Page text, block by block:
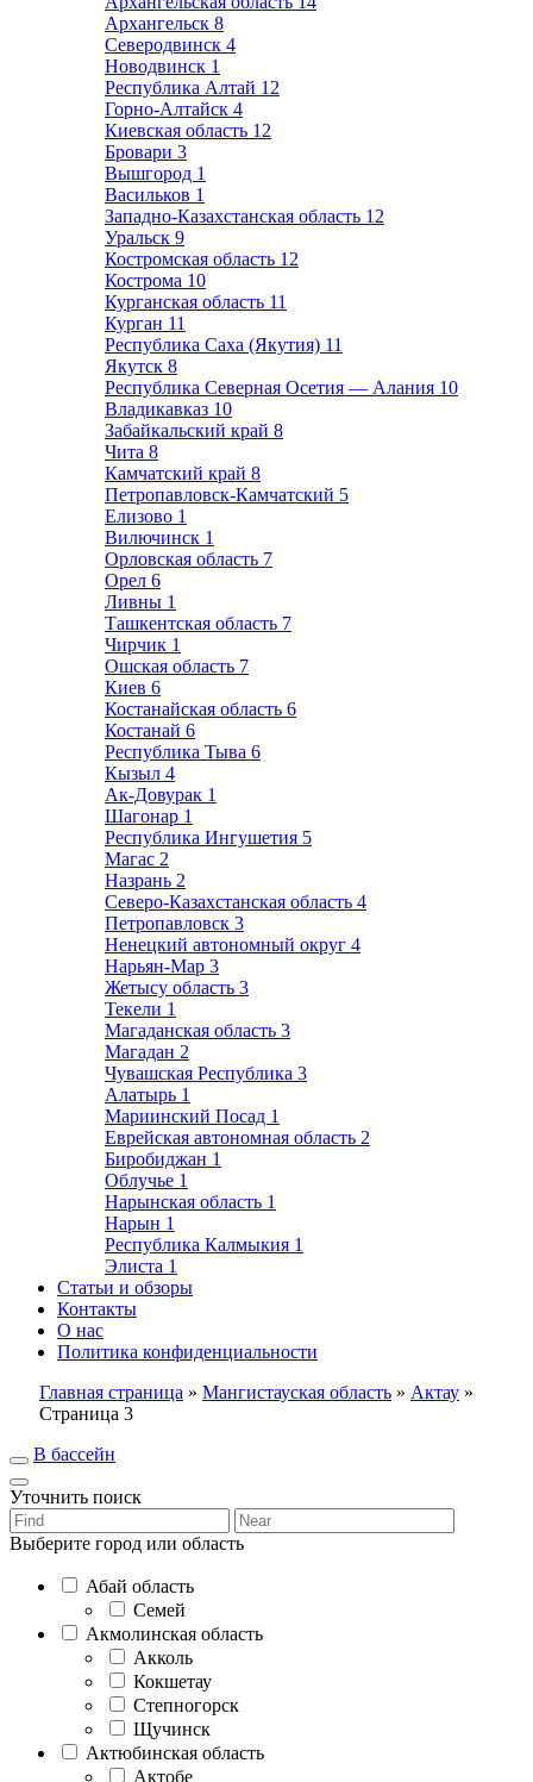
Архангельск 8
Северодвинск 4
Новодвинск 1
Республика Алтай 12
Горно-Алтайск 4
Киевская область 12
Бровари 3
Вышгород 1
Васильков 1
Западно-Казахстанская область 12
Уральск 9
Костромская область 12
Кострома 10
Курганская область 11
Курган 11
Республика Саха (Якутия) 11
Якутск 8
Республика Северная Осетия — Алания 10
Владикавказ 10
Забайкальский край 8
Чита 8
Камчатский край 8
Петропавловск-Камчатский 5
Елизово 1
Вилючинск 1
Орловская область 7
Орел 6
Ливны 1
Ташкентская область 7
Чирчик 1
Ошская область 7
Киев 6
Костанайская область 6
Костанай 6
Республика Тыва 6
Кызыл 4
Ак-Довурак 1
Шагонар 1
Республика Ингушетия 5
Магас 2
Назрань 2
Северо-Казахстанская область 4
Петропавловск 3
Ненецкий автономный округ 4
Нарьян-Мар 3
Жетысу область 3
Текели 1
Магаданская область 3
Магадан 2
Чувашская Республика 3
Алатырь 1
Мариинский Посад 1
Еврейская автономная область 2
Биробиджан 1
Облучье 1
Нарынская область 1
Нарын 1
Республика Калмыкия 1
Элиста 1
Статьи и обзоры
Контакты
О нас
Политика конфиденциальности
Главная страница » Мангистауская область » Актау »
Страница 3
В бассейн
Уточнить поиск
Выберите город или область
Абай область
Семей
Акмолинская область
Акколь
Кокшетау
Степногорск
Щучинск
Актюбинская область
Актобе